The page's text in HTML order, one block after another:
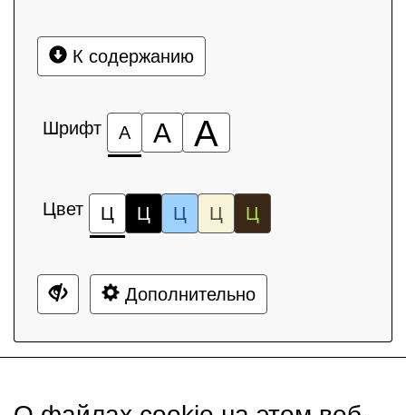
К содержанию
Шрифт А А А
Цвет Ц Ц Ц Ц Ц
Дополнительно